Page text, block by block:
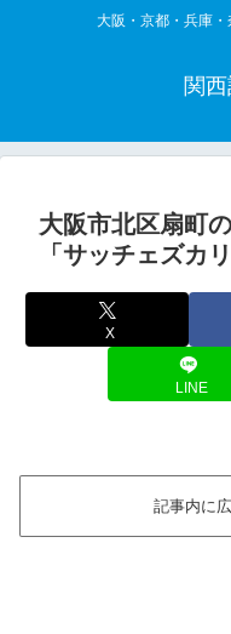
大阪・京都・兵庫
関
大阪市北区扇町
「サッチェズカリ
X
LINE
記事内に